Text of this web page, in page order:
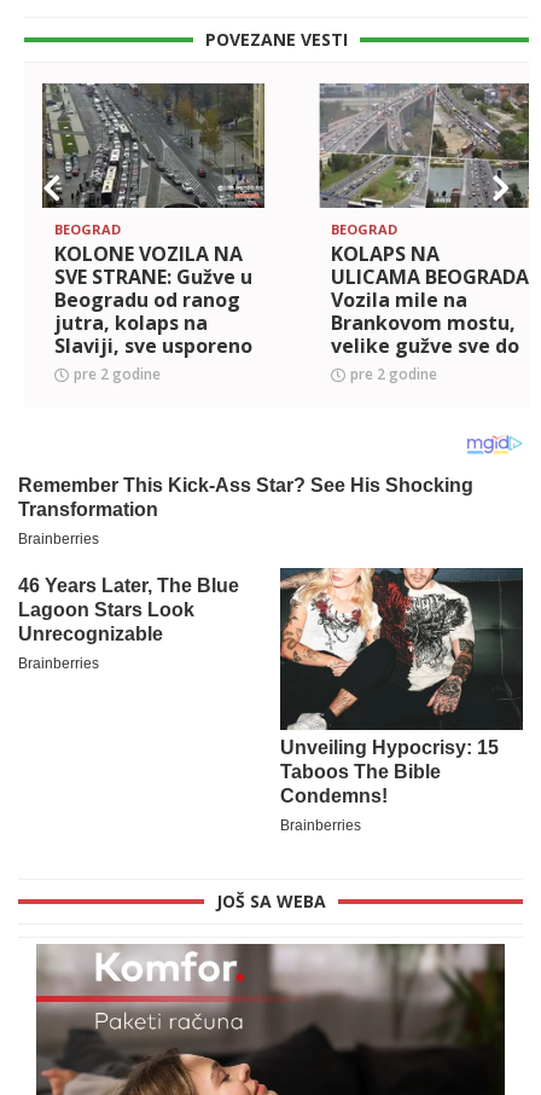
POVEZANE VESTI
BEOGRAD
KOLONE VOZILA NA
SVE STRANE: Gužve u
Beogradu od ranog
jutra, kolaps na
Slaviji, sve usporeno
i kroz Novi Beograd
pre 2 godine
BEOGRAD
KOLAPS NA
ULICAMA BEOGRADA
Vozila mile na
Brankovom mostu,
velike gužve sve do
Bulevara, saobraćaj
usporen i na Gazeli
pre 2 godine
JOŠ SA WEBA